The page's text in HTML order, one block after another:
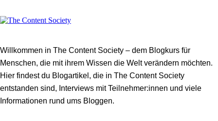
Willkommen in The Content Society – dem Blogkurs für
Menschen, die mit ihrem Wissen die Welt verändern möchten.
Hier findest du Blogartikel, die in The Content Society
entstanden sind, Interviews mit Teilnehmer:innen und viele
Informationen rund ums Bloggen.